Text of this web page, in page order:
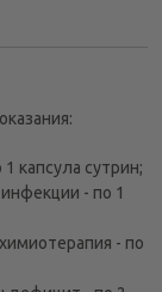
капсула сутрин;
- по 1
- по